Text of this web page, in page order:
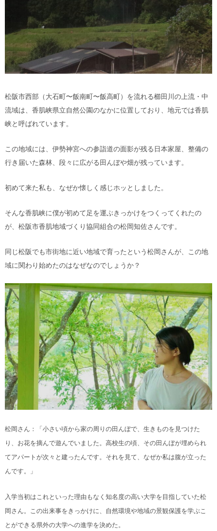
松阪市西部（大石町〜飯南町〜飯高町）を流れる櫛田川の上流・中
流域は、香肌峡県立自然公園のなかに位置しており、地元では香肌
峡と呼ばれています。
この地域には、 伊勢神宮への参詣道の面影が残る 日本家屋、整備の
行き届いた森林、段々に広がる田んぼや畑が残っています。
初めて来た私も、なぜか懐しく感じホッとしました。
そんな香肌峡に僕が初めて足を運ぶきっかけをつくってくれたの
が、松阪市香肌地域づくり協同組合の松岡知佐さんです。
同じ松阪でも市街地に近い地域で育ったという松岡さんが、 この地
域に関わり始めたのはなぜなのでしょうか？
松岡さん：「小さい頃から家の周りの田んぼで、生きものを見つけた
り、お花を摘んで遊んでいました。高校生の頃、その田んぼが埋められ
てアパートが次々と建ったんです。それを見て、なぜか私は腹が立った
んです。」
入学当初はこれといった理由もなく知名度の高い大学を目指していた松
岡さん。この出来事をきっかけに、自然環境や地域の景観保護を学ぶこ
とができる県外の大学への進学を決めた。